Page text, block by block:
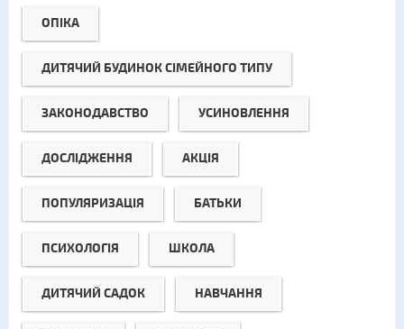
ОПІКА
ДИТЯЧИЙ БУДИНОК СІМЕЙНОГО ТИПУ
ЗАКОНОДАВСТВО УСИНОВЛЕННЯ
ДОСЛІДЖЕННЯ АКЦІЯ
ПОПУЛЯРИЗАЦІЯ БАТЬКИ
ПСИХОЛОГІЯ ШКОЛА
ДИТЯЧИЙ САДОК НАВЧАННЯ